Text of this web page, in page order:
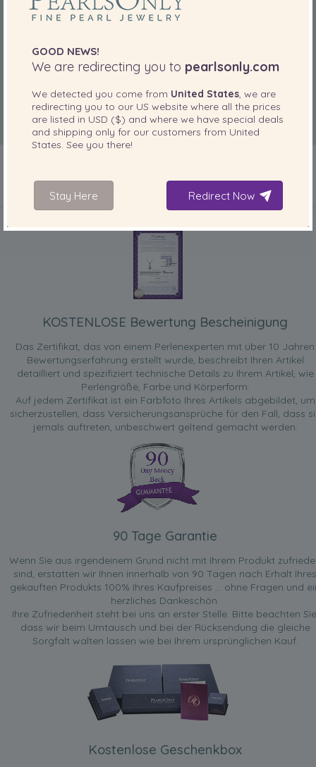
IN IHREM PRODUKT ENTHALTEN
KOSTENLOSE Bewertung Bescheinigung
Das Zertifikat, das von einem Perlenexperten mit über 10 Jahren
Bewertungserfahrung erstellt wurde, beschreibt Ihren Artikel
detailliert und spezifiziert technische Details zu Ihrem Artikel, wie
Perlengröße, Farbe und Körperform.
Auf jedem Zertifikat ist ein Farbfoto Ihres Artikels abgebildet, um
sicherzustellen, dass Versicherungsansprüche für den Fall, dass
jemals auftreten, unbeschwert geltend gemacht werden.
90 Tage Garantie
Wenn Sie aus irgendeinem Grund nicht mit Ihrem Produkt
sind, erstatten wir Ihnen innerhalb von 90 Tagen nach Erhalt Ihres
gekauften Produkts 100% Ihres Kaufpreises ... ohne Fragen und
herzliches Dankeschön.
Ihre Zufriedenheit steht bei uns an erster Stelle. Bitte beachten
dass wir beim Umtausch und bei der Rücksendung die gleiche
Sorgfalt walten lassen wie bei Ihrem ursprünglichen Kauf.
Kostenlose Geschenkbox
GOOD NEWS!
We are redirecting you to pearlsonly.com
We detected you come from United States , we are
redirecting you to our US website where all the prices
are listed in USD ($) and where we have special deals
and shipping only for our customers from United
States . See you there!
Stay Here Redirect Now